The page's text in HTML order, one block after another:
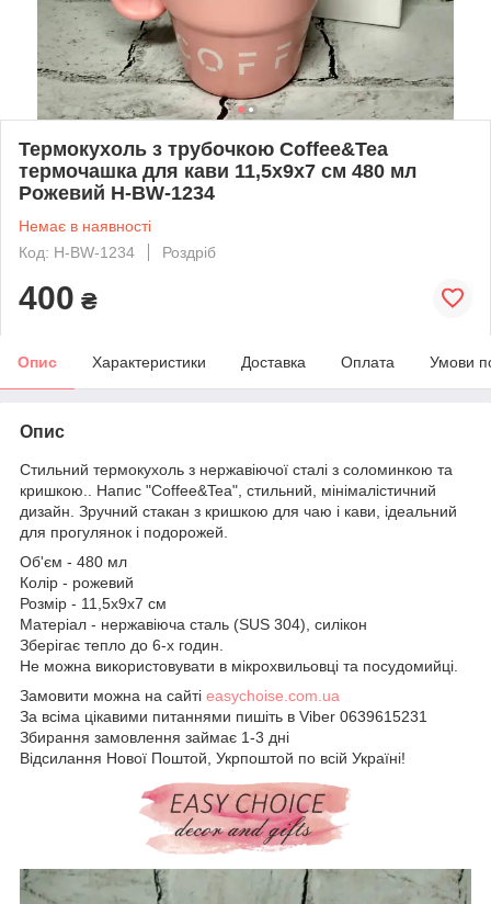
Термокухоль з трубочкою Coffee&Tea
термочашка для кави 11,5х9х7 см 480 мл
Рожевий H-BW-1234
Немає в наявності
Код: H-BW-1234
Роздріб
400 ₴
Опис Характеристики Доставка Оплата Умови
Опис
Стильний термокухоль з нержавіючої сталі з соломинкою та
кришкою.. Напис "Coffee&Tea", стильний, мінімалістичний
дизайн. Зручний стакан з кришкою для чаю і кави, ідеальний
для прогулянок і подорожей.
Об'єм - 480 мл
Колір - рожевий
Розмір - 11,5х9х7 см
Матеріал - нержавіюча сталь (SUS 304), силікон
Зберігає тепло до 6-х годин.
Не можна використовувати в мікрохвильовці та посудомийці.
Замовити можна на сайті easychoise.com.ua
За всіма цікавими питаннями пишіть в Viber 0639615231
Збирання замовлення займає 1-3 дні
Відсилання Нової Поштой, Укрпоштой по всій Україні!